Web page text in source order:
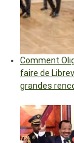
Comment
faire de
grandes